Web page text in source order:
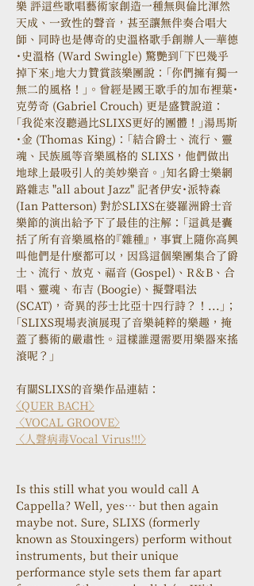
樂 評這些歌唱藝術家創造一種無與倫比渾然
天成、一致性的聲音，甚至讓無伴奏合唱大
師、同時也是傳奇的史溫格歌手創辦人─華德
˙史溫格 (Ward Swingle) 驚艷到「下巴幾乎
掉下來」地大力贊賞該樂團說：「你們擁有獨一
無二的風格！」。曾經是國王歌手的加布裡葉˙
克勞奇 (Gabriel Crouch) 更是盛贊說道：
「我從來沒聽過比SLIXS更好的團體！」湯馬斯
˙金 (Thomas King)：「結合爵士、流行、靈
魂、民族風等音樂風格的 SLIXS，他們做出
地球上最吸引人的美妙樂音。」知名爵士樂網
路雜志 "all about Jazz" 記者伊安˙派特森
(Ian Patterson) 對於SLIXS在婆羅洲爵士音
樂節的演出給予下了最佳的注解：「這真是囊
括了所有音樂風格的『雜種』，事實上隨你高興
叫他們是什麼都可以，因為這個樂團集合了爵
士、流行、放克、福音 (Gospel)、R＆B、合
唱、靈魂、布吉 (Boogie)、擬聲唱法
(SCAT)，奇異的莎士比亞十四行詩？！...」；
「SLIXS現場表演展現了音樂純粹的樂趣，掩
蓋了藝術的嚴肅性。這樣誰還需要用樂器來搖
滾呢？」
有關SLIXS的音樂作品連結：
〈QUER BACH〉
〈VOCAL GROOVE〉
〈人聲病毒Vocal Virus!!!〉
Is this still what you would call A
Cappella? Well, yes… but then again
maybe not. Sure, SLIXS (formerly
known as Stouxingers) perform without
instruments, but their unique
performance style sets them far apart